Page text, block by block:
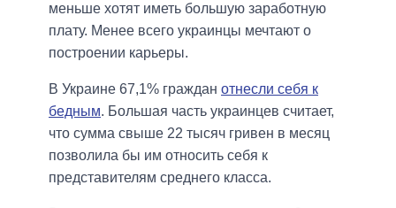
меньше хотят иметь большую заработную
плату. Менее всего украинцы мечтают о
построении карьеры.
В Украине 67,1% граждан отнесли себя к
бедным. Большая часть украинцев считает,
что сумма свыше 22 тысяч гривен в месяц
позволила бы им относить себя к
представителям среднего класса.